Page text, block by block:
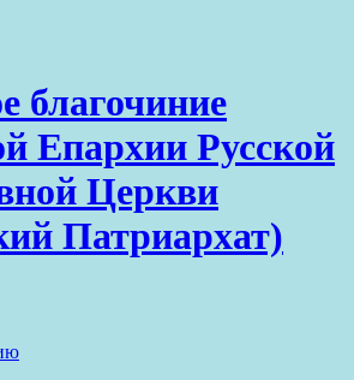
благочиние
Епархии Русской
Церкви
Патриархат)